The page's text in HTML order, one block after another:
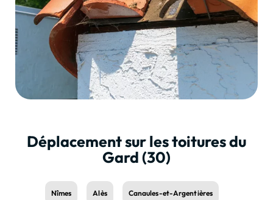
Déplacement sur les toitures du
Gard (30)
Nîmes Alès Canaules-et-Argentières